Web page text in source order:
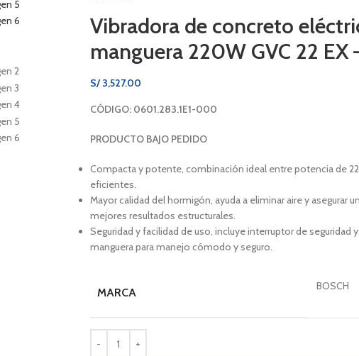
Vibradora de concreto
manguera 220W GVC 22 EX
S/3,527.00
CÓDIGO: 0601.283.1E1-000
PRODUCTO BAJO PEDIDO
Compacta y potente, combinación ideal entre potencia de
eficientes.
Mayor calidad del hormigón, ayuda a eliminar aire y asegurar
mejores resultados estructurales.
Seguridad y facilidad de uso, incluye interruptor de seguridad
manguera para manejo cómodo y seguro.
MARCA BOSCH